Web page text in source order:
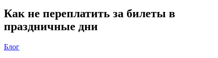
Как не переплатить за билеты в
праздничные дни
Блог